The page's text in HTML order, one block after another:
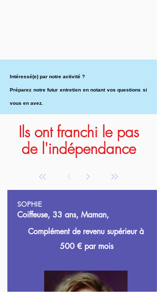
Intéressé(e) par notre activité ?
Préparez notre futur entretien en notant vos questions si
vous en avez.
Ils ont franchi le pas
de l'indépendance
SOPHIE
Coiffeuse, 33 ans, Maman,
Complément de revenu supérieur à
500 € par mois